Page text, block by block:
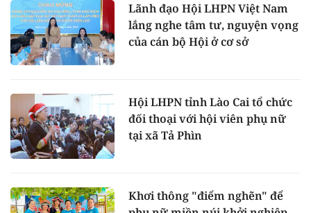
Lãnh đạo Hội LHPN Việt Nam
lắng nghe tâm tư, nguyện vọng
của cán bộ Hội ở cơ sở
Hội LHPN tỉnh Lào Cai tổ chức
đối thoại với hội viên phụ nữ
tại xã Tả Phìn
Khơi thông "điểm nghẽn" để